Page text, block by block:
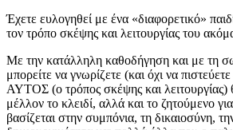
Έχετε ευλογηθεί με ένα «διαφορετικό»
τον τρόπο σκέψης και λειτουργίας του
Με την κατάλληλη καθοδήγηση και με τη
μπορείτε να γνωρίζετε (και όχι να
ΑΥΤΟΣ (ο τρόπος σκέψης και λειτουργίας)
μέλλον το κλειδί, αλλά και το ζητούμενο
βασίζεται στην συμπόνια, τη δικαιοσύνη,